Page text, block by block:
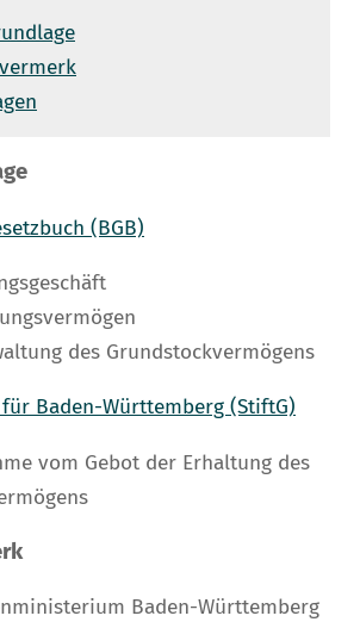
(BGB)
des Grundstockvermögens
Baden-Württemberg (StiftG)
vom Gebot der Erhaltung des
Baden-Württemberg